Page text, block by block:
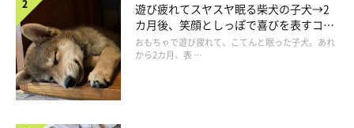
遊び疲れてスヤスヤ眠る柴犬の子犬→2
カ月後、笑顔としっぽで喜びを表すコに
成長！
おもちゃで遊び疲れて、こてんと眠った子犬。あれ
から2カ月、表 …